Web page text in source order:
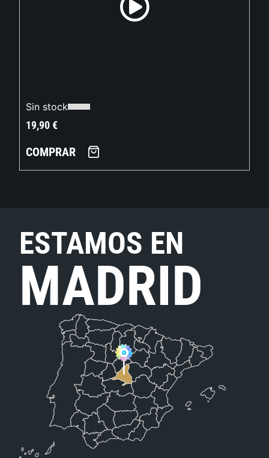
Sin stock
19,90€
COMPRAR
ESTAMOS EN
MADRID